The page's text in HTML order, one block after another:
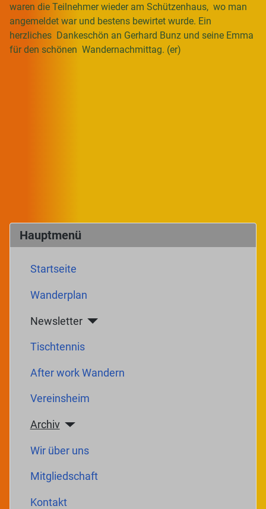
Hauptmenü
Startseite
Wanderplan
Newsletter
Tischtennis
After work Wandern
Vereinsheim
Archiv
Wir über uns
Mitgliedschaft
Kontakt
waren die Teilnehmer wieder am Schützenhaus, wo man
angemeldet war und bestens bewirtet wurde. Ein
herzliches Dankeschön an Gerhard Bunz und seine Emma
für den schönen Wandernachmittag. (er)